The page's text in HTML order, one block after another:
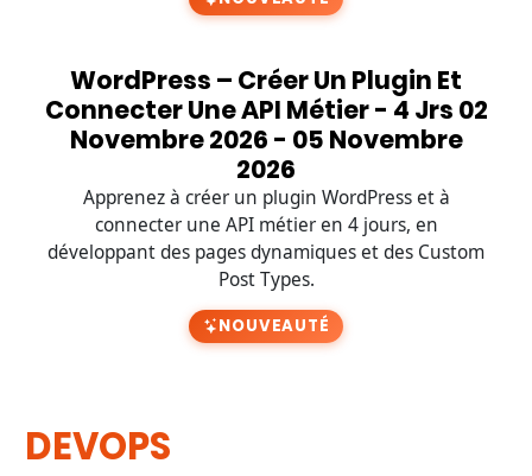
WordPress – Créer Un Plugin Et
Connecter Une API Métier - 4 Jrs 02
Novembre 2026 - 05 Novembre
2026
Apprenez à créer un plugin WordPress et à
connecter une API métier en 4 jours, en
développant des pages dynamiques et des Custom
Post Types.
NOUVEAUTÉ
DEVOPS